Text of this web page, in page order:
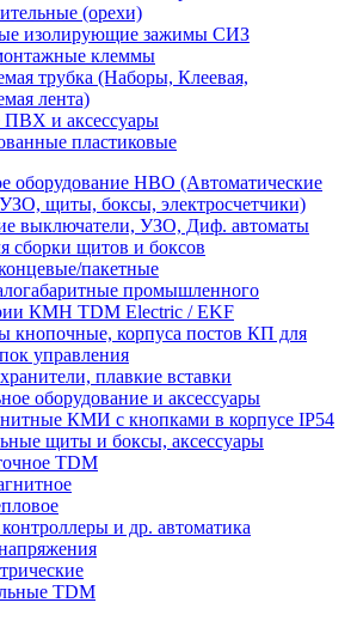
(орехи)
изолирующие зажимы СИЗ
клеммы
трубка (Наборы, Клеевая,
лента)
ПВХ и аксессуары
пластиковые
оборудование НВО (Автоматические
щиты, боксы, электросчетчики)
выключатели, УЗО, Диф. автоматы
сборки щитов и боксов
пакетные
промышленного
КМН TDM Electric / EKF
кнопочные, корпуса постов КП для
управления
плавкие вставки
оборудование и аксессуары
КМИ с кнопками в корпусе IP54
щиты и боксы, аксессуары
TDM
и др. автоматика
TDM